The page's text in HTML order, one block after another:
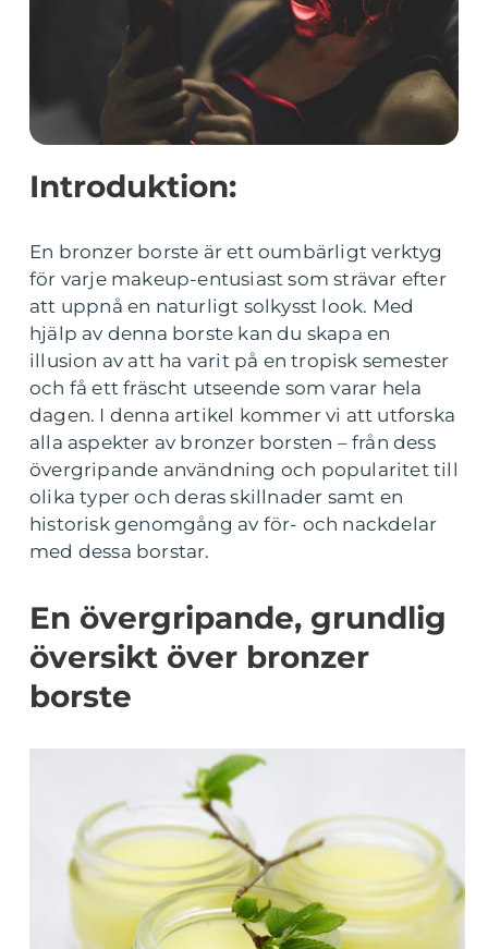
Introduktion:
En bronzer borste är ett oumbärligt verktyg
för varje makeup-entusiast som strävar efter
att uppnå en naturligt solkysst look. Med
hjälp av denna borste kan du skapa en
illusion av att ha varit på en tropisk semester
och få ett fräscht utseende som varar hela
dagen. I denna artikel kommer vi att utforska
alla aspekter av bronzer borsten – från dess
övergripande användning och popularitet till
olika typer och deras skillnader samt en
historisk genomgång av för- och nackdelar
med dessa borstar.
En övergripande, grundlig
översikt över bronzer
borste